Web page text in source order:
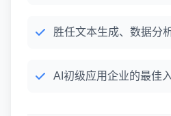
胜任文本生成、数据分
AI初级应用企业的最佳